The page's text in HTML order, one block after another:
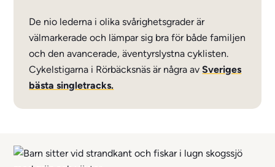
De nio lederna i olika svårighetsgrader är
välmarkerade och lämpar sig bra för både familjen
och den avancerade, äventyrslystna cyklisten.
Cykelstigarna i Rörbäcksnäs är några avSveriges
bästa singletracks.